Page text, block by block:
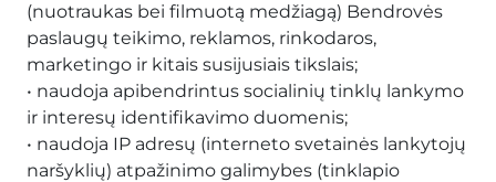
(nuotraukas bei filmuotą medžiagą) Bendrovės
paslaugų teikimo, reklamos, rinkodaros,
marketingo ir kitais susijusiais tikslais;
• naudoja apibendrintus socialinių tinklų lankymo
ir interesų identifikavimo duomenis;
• naudoja IP adresų (interneto svetainės lankytojų
naršyklių) atpažinimo galimybes (tinklapio